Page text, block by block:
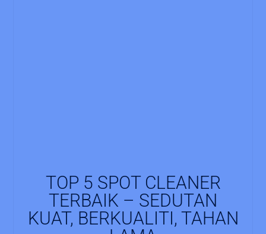
TOP 5 SPOT CLEANER
TERBAIK – SEDUTAN
KUAT, BERKUALITI, TAHAN